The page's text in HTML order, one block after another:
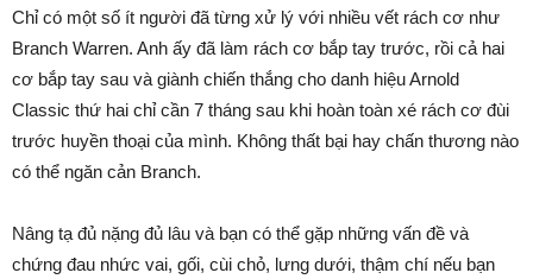
Chỉ có một số ít người đã từng xử lý với nhiều vết rách cơ như
Branch Warren. Anh ấy đã làm rách cơ bắp tay trước, rồi cả hai
cơ bắp tay sau và giành chiến thắng cho danh hiệu Arnold
Classic thứ hai chỉ cần 7 tháng sau khi hoàn toàn xé rách cơ đùi
trước huyền thoại của mình. Không thất bại hay chấn thương nào
có thể ngăn cản Branch.
Nâng tạ đủ nặng đủ lâu và bạn có thể gặp những vấn đề và
chứng đau nhức vai, gối, cùi chỏ, lưng dưới, thậm chí nếu bạn